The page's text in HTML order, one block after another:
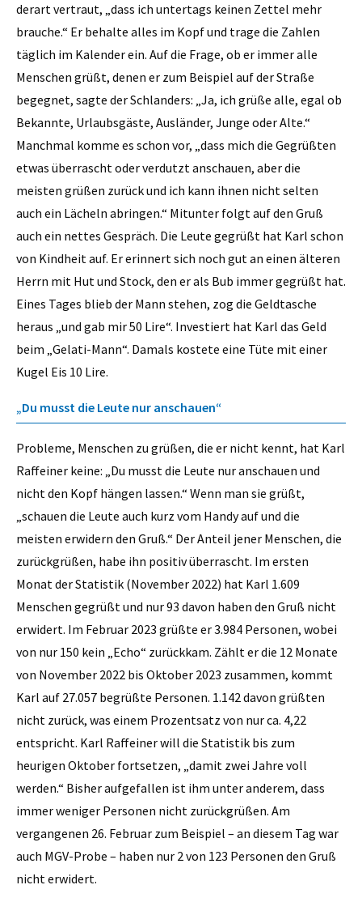
derart vertraut, „dass ich untertags keinen Zettel mehr
brauche.“ Er behalte alles im Kopf und trage die Zahlen
täglich im Kalender ein. Auf die Frage, ob er immer alle
Menschen grüßt, denen er zum Beispiel auf der Straße
begegnet, sagte der Schlanders: „Ja, ich grüße alle, egal ob
Bekannte, Urlaubsgäste, Ausländer, Junge oder Alte.“
Manchmal komme es schon vor, „dass mich die Gegrüßten
etwas überrascht oder verdutzt anschauen, aber die
meisten grüßen zurück und ich kann ihnen nicht selten
auch ein Lächeln abringen.“ Mitunter folgt auf den Gruß
auch ein nettes Gespräch. Die Leute gegrüßt hat Karl schon
von Kindheit auf. Er erinnert sich noch gut an einen älteren
Herrn mit Hut und Stock, den er als Bub immer gegrüßt hat.
Eines Tages blieb der Mann stehen, zog die Geldtasche
heraus „und gab mir 50 Lire“. Investiert hat Karl das Geld
beim „Gelati-Mann“. Damals kostete eine Tüte mit einer
Kugel Eis 10 Lire.
„Du musst die Leute nur anschauen“
Probleme, Menschen zu grüßen, die er nicht kennt, hat Karl
Raffeiner keine: „Du musst die Leute nur anschauen und
nicht den Kopf hängen lassen.“ Wenn man sie grüßt,
„schauen die Leute auch kurz vom Handy auf und die
meisten erwidern den Gruß.“ Der Anteil jener Menschen, die
zurückgrüßen, habe ihn positiv überrascht. Im ersten
Monat der Statistik (November 2022) hat Karl 1.609
Menschen gegrüßt und nur 93 davon haben den Gruß nicht
erwidert. Im Februar 2023 grüßte er 3.984 Personen, wobei
von nur 150 kein „Echo“ zurückkam. Zählt er die 12 Monate
von November 2022 bis Oktober 2023 zusammen, kommt
Karl auf 27.057 begrüßte Personen. 1.142 davon grüßten
nicht zurück, was einem Prozentsatz von nur ca. 4,22
entspricht. Karl Raffeiner will die Statistik bis zum
heurigen Oktober fortsetzen, „damit zwei Jahre voll
werden.“ Bisher aufgefallen ist ihm unter anderem, dass
immer weniger Personen nicht zurückgrüßen. Am
vergangenen 26. Februar zum Beispiel – an diesem Tag war
auch MGV-Probe – haben nur 2 von 123 Personen den Gruß
nicht erwidert.